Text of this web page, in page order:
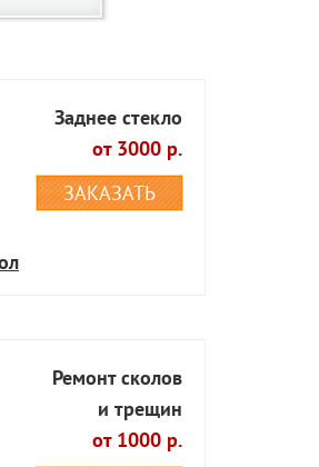
Заднее стекло
от 3000 р.
ЗАКАЗАТЬ
Ремонт сколов
и трещин
от 1000 р.